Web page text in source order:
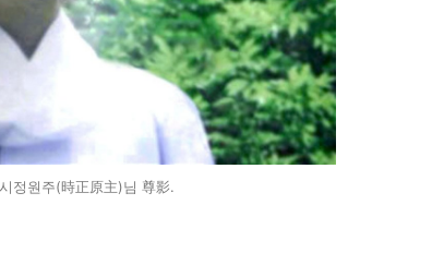
정원주(時正原主)님 尊影.